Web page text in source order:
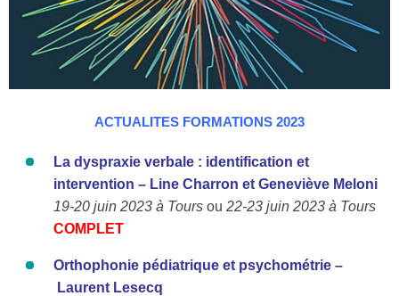
ACTUALITES FORMATIONS 2023
La dyspraxie verbale : identification et
intervention – Line Charron et Geneviève Meloni
19-20 juin 2023 à Tours ou 22-23 juin 2023 à Tours
COMPLET
Orthophonie pédiatrique et psychométrie –
Laurent Lesecq